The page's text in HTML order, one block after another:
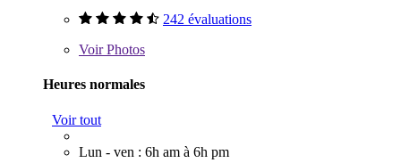
242 évaluations
VoirPhotos
Heures normales
Voir tout
Lun - ven : 6h am à 6h pm